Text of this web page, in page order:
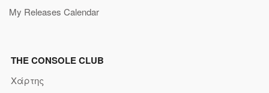
My Releases Calendar
THE CONSOLE CLUB
Χάρτης